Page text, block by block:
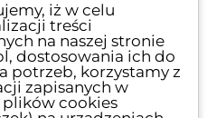
iż w celu
treści
na naszej stronie
dostosowania ich do
potrzeb, korzystamy z
zapisanych w
cookies